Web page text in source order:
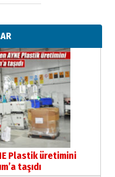
Alperen…
Plastik üretimini
taşıdı